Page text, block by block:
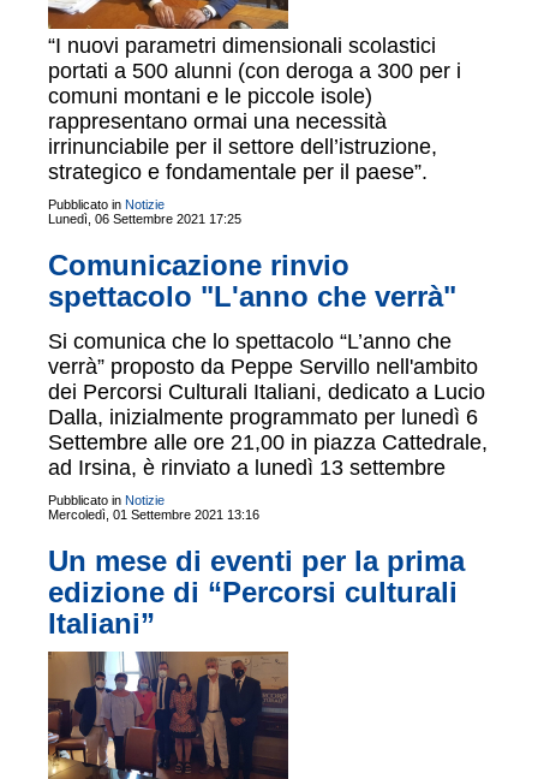
“I nuovi parametri dimensionali scolastici
portati a 500 alunni (con deroga a 300 per i
comuni montani e le piccole isole)
rappresentano ormai una necessità
irrinunciabile per il settore dell’istruzione,
strategico e fondamentale per il paese”.
Pubblicato in Notizie
Lunedì, 06 Settembre 2021 17:25
Comunicazione rinvio
spettacolo "L'anno che verrà"
Si comunica che lo spettacolo “L’anno che
verrà” proposto da Peppe Servillo nell'ambito
dei Percorsi Culturali Italiani, dedicato a Lucio
Dalla, inizialmente programmato per lunedì 6
Settembre alle ore 21,00 in piazza Cattedrale,
ad Irsina, è rinviato a lunedì 13 settembre
Pubblicato in Notizie
Mercoledì, 01 Settembre 2021 13:16
Un mese di eventi per la prima
edizione di “Percorsi culturali
Italiani”